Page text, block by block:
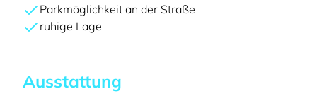
Parkmöglichkeit an der Straße
ruhige Lage
Ausstattung